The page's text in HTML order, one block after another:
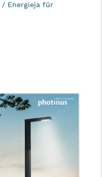
/ Energieja für